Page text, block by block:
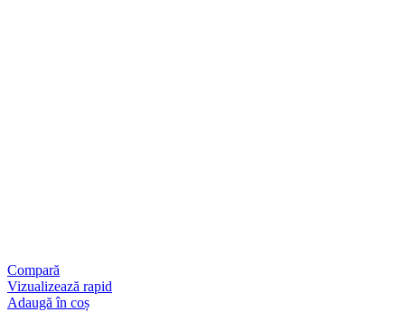
Compară
Vizualizează rapid
Adaugă în coș